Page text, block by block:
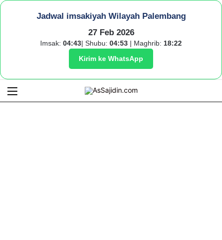
Jadwal imsakiyah Wilayah Palembang
27 Feb 2026
Imsak: 04:43| Shubu: 04:53 | Maghrib: 18:22
Kirim ke WhatsApp
Menu